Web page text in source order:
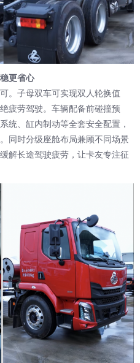
更省心
。子母双车可实现双人轮换值
疲劳驾驶。车辆配备前碰撞预
统、缸内制动等全套安全配置，
同时分级座舱布局兼顾不同场景
解长途驾驶疲劳，让卡友专注征